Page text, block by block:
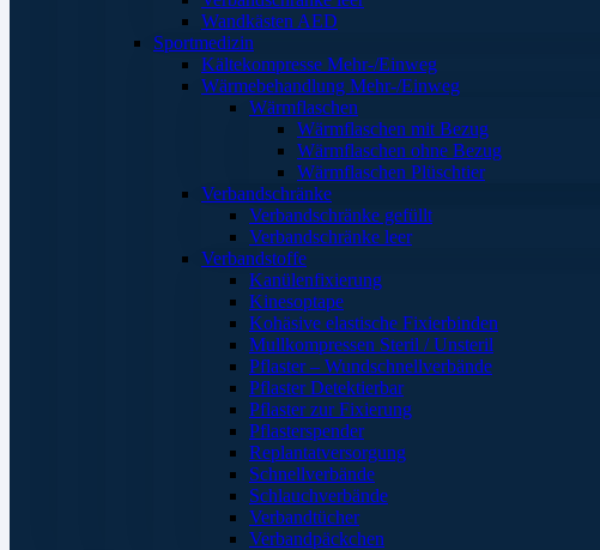
Wandkästen AED
Sportmedizin
Kältekompresse Mehr-/Einweg
Wärmebehandlung Mehr-/Einweg
Wärmflaschen
Wärmflaschen mit Bezug
Wärmflaschen ohne Bezug
Wärmflaschen Plüschtier
Verbandschränke
Verbandschränke gefüllt
Verbandschränke leer
Verbandstoffe
Kanülenfixierung
Kinesoptape
Kohäsive elastische Fixierbinden
Mullkompressen Steril / Unsteril
Pflaster – Wundschnellverbände
Pflaster Detektierbar
Pflaster zur Fixierung
Pflasterspender
Replantatversorgung
Schnellverbände
Schlauchverbände
Verbandtücher
Verbandpäckchen